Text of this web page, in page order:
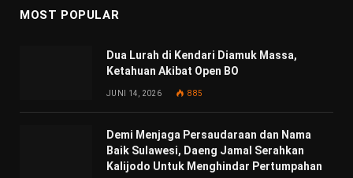
MOST POPULAR
Dua Lurah di Kendari Diamuk Massa,
Ketahuan Akibat Open BO
JUNI 14, 2026 885
Demi Menjaga Persaudaraan dan Nama
Baik Sulawesi, Daeng Jamal Serahkan
Kalijodo Untuk Menghindar Pertumpahan